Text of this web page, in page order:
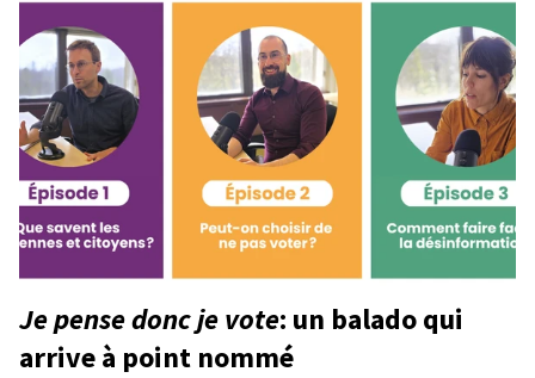
Je pense donc je vote: un balado qui
arrive à point nommé